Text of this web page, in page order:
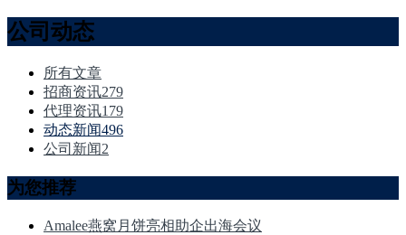
公司动态
所有文章
招商资讯279
代理资讯179
动态新闻496
公司新闻2
为您推荐
Amalee燕窝月饼亮相助企出海会议